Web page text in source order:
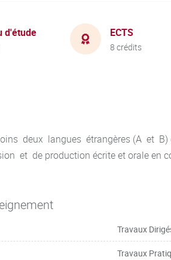
d'étude ECTS
8 crédits
deux langues étrangères (A et B)
et de production écrite et orale en
Travaux
Travaux